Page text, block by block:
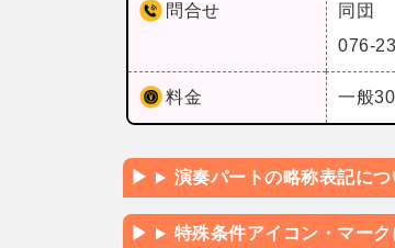
問合せ
同団
076-
料金 一般
演奏パートの略称表記につ
特殊条件アイコン・マー